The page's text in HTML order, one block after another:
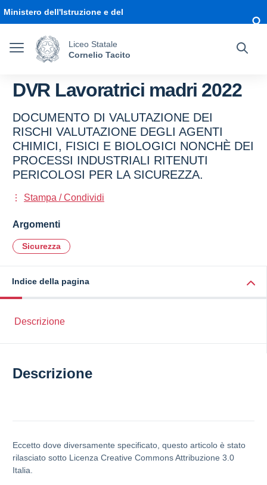
Ministero dell'Istruzione e del
Liceo Statale
Cornelio Tacito
DVR Lavoratrici madri 2022
DOCUMENTO DI VALUTAZIONE DEI
RISCHI VALUTAZIONE DEGLI AGENTI
CHIMICI, FISICI E BIOLOGICI NONCHÈ DEI
PROCESSI INDUSTRIALI RITENUTI
PERICOLOSI PER LA SICUREZZA.
Stampa / Condividi
Argomenti
Sicurezza
Indice della pagina
Descrizione
Descrizione
Eccetto dove diversamente specificato, questo articolo è stato
rilasciato sotto Licenza Creative Commons Attribuzione 3.0
Italia.